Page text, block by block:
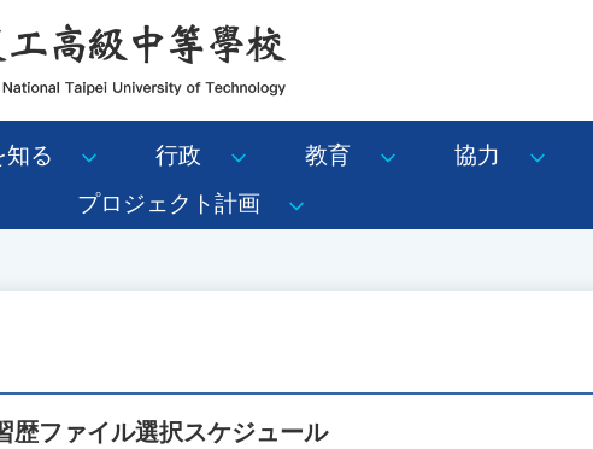
知る 行政 教育 協力
プロジェクト計画
歴ファイル選択スケジュール